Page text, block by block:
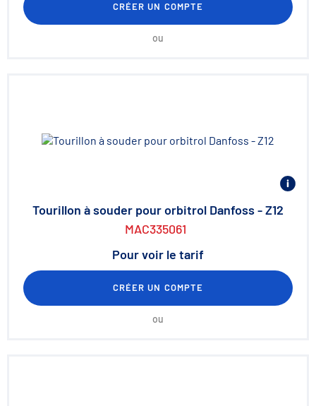
CRÉER UN COMPTE
ou
Tourillon à souder pour orbitrol Danfoss - Z12
MAC335061
Pour voir le tarif
CRÉER UN COMPTE
ou